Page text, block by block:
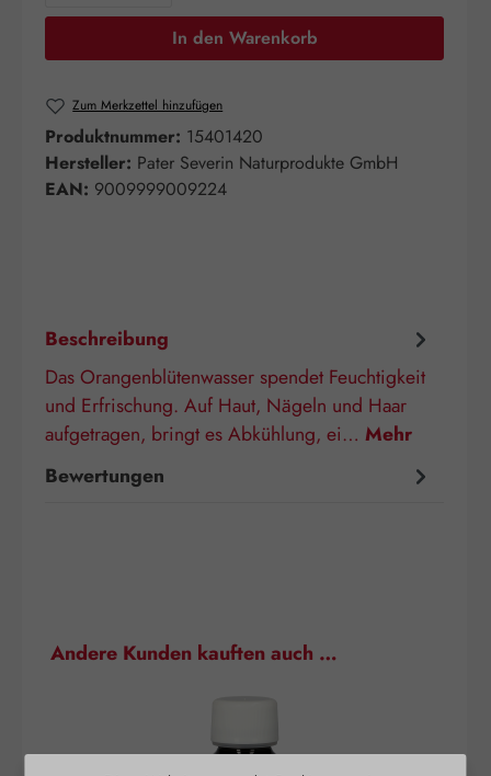
In den Warenkorb
Zum Merkzettel hinzufügen
Produktnummer: 15401420
Hersteller: Pater Severin Naturprodukte GmbH
EAN: 9009999009224
Beschreibung
Das Orangenblütenwasser spendet Feuchtigkeit
und Erfrischung. Auf Haut, Nägeln und Haar
aufgetragen, bringt es Abkühlung, ei… Mehr
Bewertungen
Produktgalerie überspringen
Andere Kunden kauften auch …